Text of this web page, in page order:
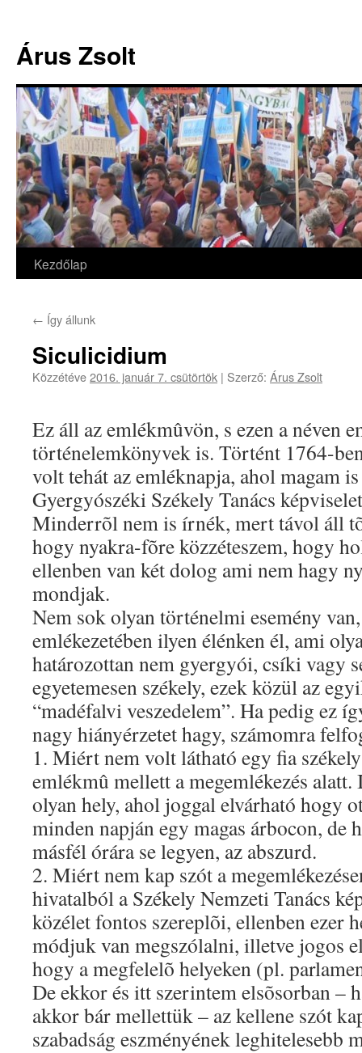
Árus Zsolt
Kilépés
tartalomba
Kezdőlap
← Így állunk
Siculicidium
Közzétéve2016. január 7. csütörtök | Szerző: Árus Zsolt
Ez áll az emlékmûvön, s ezen a néven
történelemkönyvek is. Történt 1764-
volt tehát az emléknapja, ahol magam
Gyergyószéki Székely Tanács
Minderrõl nem is írnék, mert távol áll
hogy nyakra-fõre közzéteszem, hogy
ellenben van két dolog ami nem hagy
mondjak.
Nem sok olyan történelmi esemény
emlékezetében ilyen élénken él, ami
határozottan nem gyergyói, csíki vagy
egyetemesen székely, ezek közül az
“madéfalvi veszedelem”. Ha pedig ez
nagy hiányérzetet hagy, számomra
1. Miért nem volt látható egy fia
emlékmû mellett a megemlékezés alatt.
olyan hely, ahol joggal elvárható hogy
minden napján egy magas árbocon, de
másfél órára se legyen, az abszurd.
2. Miért nem kap szót a
hivatalból a Székely Nemzeti Tanács
közélet fontos szereplõi, ellenben ezer
módjuk van megszólalni, illetve jogos
hogy a megfelelõ helyeken (pl.
De ekkor és itt szerintem elsõsorban –
akkor bár mellettük – az kellene szót
szabadság eszményének leghitelesebb